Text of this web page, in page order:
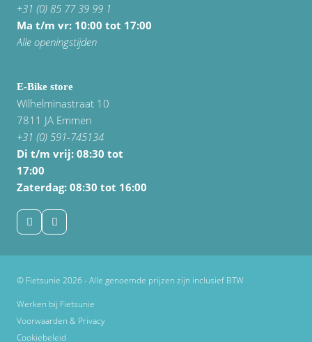
+31 (0) 85 77 39 99 1
Ma t/m vr: 10:00 tot 17:00
Alle openingstijden
E-Bike store
Wilhelminastraat 10
7811 JA Emmen
+31 (0) 591-745134
Di t/m vrij: 08:30 tot
17:00
Zaterdag: 08:30 tot 16:00
© Fietsunie 2026 - Alle genoemde prijzen zijn inclusief BTW
Werken bij Fietsunie
Voorwaarden & Privacy
Cookiebeleid